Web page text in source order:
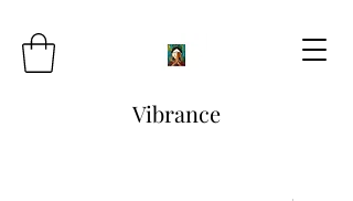
Vibrance